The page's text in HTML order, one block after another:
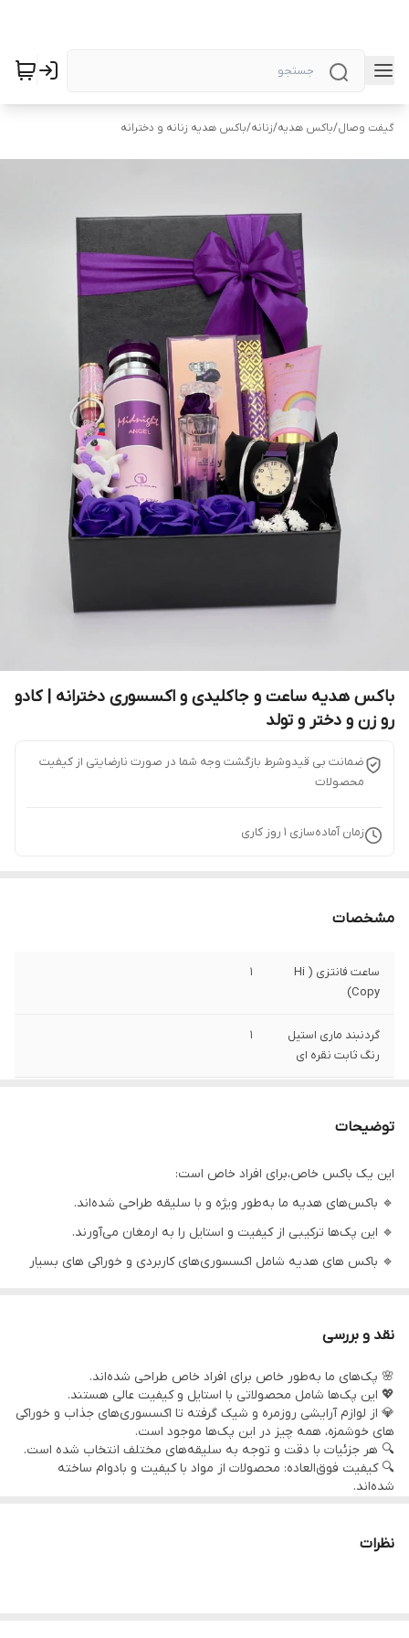
گیفت وصال/باکس هدیه/زنانه/باکس هدیه زنانه و دخترانه
باکس هدیه ساعت و جاکلیدی و اکسسوری دخترانه | کادو
رو زن و دختر و تولد
ضمانت بی قیدوشرط بازگشت وجه شما در صورت نارضایتی از کیفیت
محصولات
زمان آماده‌سازی 1 روز کاری
مشخصات
ساعت فانتزی ‌‌( Hi
Copy)
1
گردنبند ماری استیل
رنگ ثابت نقره ای
1
وارداتی
ادکلن اورجینال
شرکتی
1
کرم یونیکورن 1
باکس کادویی +
پوشال
1
گل 3
توضیحات
این یک باکس خاص،برای افراد خاص است:
🔹 باکس‌های هدیه ما به‌طور ویژه و با سلیقه طراحی شده‌اند.
🔹 این پک‌ها ترکیبی از کیفیت و استایل را به ارمغان می‌آورند.
🔹 باکس های هدیه شامل اکسسوری‌های کاربردی و خوراکی های بسیار
شما ارائه دهد.
🔹 مواد اولیه با کیفیت، دوام و راحتی را در کنار زیبایی تضمین می‌کنند.
🔹 این پک‌ها نه تنها برای هدیه، بلکه برای خودتان نیز مناسب‌اند! 🎁
🔹 با خرید این باکس های هدیه از تخفیف‌های ویژه بهره‌مند شوید.
🔹 تجربه‌ای متفاوت و جذاب از خرید را با ما رقم بزنید!
نقد و بررسی
🌸 پک‌های ما به‌طور خاص برای افراد خاص طراحی شده‌اند.
💖 این پک‌ها شامل محصولاتی با استایل و کیفیت عالی هستند.
💎 از لوازم آرایشی روزمره و شیک گرفته تا اکسسوری‌های جذاب و خوراکی
های خوشمزه، همه چیز در این پک‌ها موجود است.
🔍 هر جزئیات با دقت و توجه به سلیقه‌های مختلف انتخاب شده است.
🔍 کیفیت فوق‌العاده: محصولات از مواد با کیفیت و بادوام ساخته
شده‌اند.
💰 قیمت مناسب: این پک‌ها ارزش خرید بالایی دارند و به راحتی
نظرات